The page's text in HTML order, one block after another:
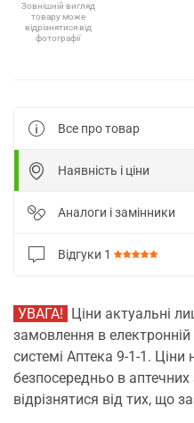
Зовнішній вигляд
товару може
відрізнятися від
фотографії
Все про товар
Наявність і ціни
Аналоги і замінники
Відгуки 1
УВАГА! Ціни актуальні
замовлення в
системі Аптека 9-1-1. Ціни
безпосередньо в
відрізнятися від тих, що